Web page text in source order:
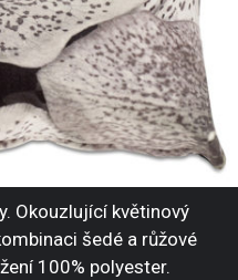
Okouzlující květinový
šedé a růžové
100% polyester.